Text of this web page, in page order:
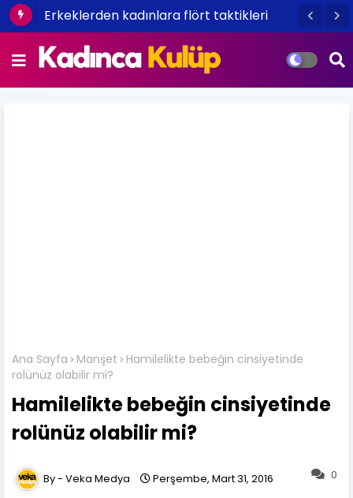
Erkeklerden kadınlara flört taktikleri
Ana Sayfa Manşet
Hamilelikte bebeğin cinsiyetinde
rolünüz olabilir mi?
Hamilelikte bebeğin cinsiyetinde
rolünüz olabilir mi?
0
Veka Medya Perşembe, Mart 31, 2016